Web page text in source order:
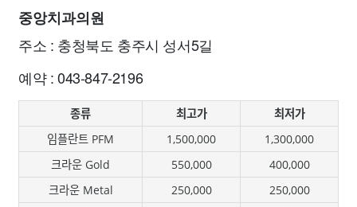
중앙치과의원
주소 : 충청북도 충주시 성서5길
예약 : 043-847-2196
종류 최고가
최저가
임플란트 PFM
1,500,000
1,300,000
크라운 Gold
550,000
400,000
크라운 Metal
250,000
250,000